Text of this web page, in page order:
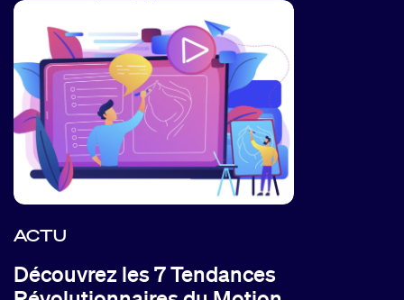
ACTU
Découvrez les 7 Tendances